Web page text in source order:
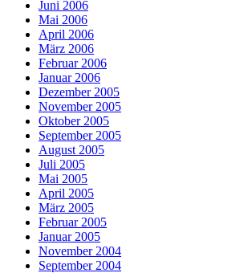
Juni 2006
Mai 2006
April 2006
März 2006
Februar 2006
Januar 2006
Dezember 2005
November 2005
Oktober 2005
September 2005
August 2005
Juli 2005
Mai 2005
April 2005
März 2005
Februar 2005
Januar 2005
November 2004
September 2004